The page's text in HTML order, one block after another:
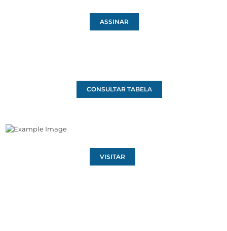
ASSINAR
CONSULTAR TABELA
VISITAR